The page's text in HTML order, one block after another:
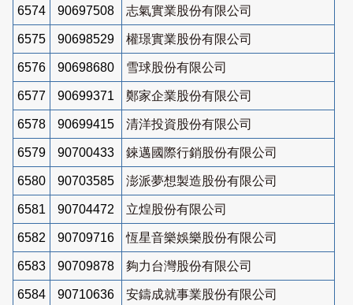
6574 90697508 志氣實業股份有限公司
6575 90698529 權璟實業股份有限公司
6576 90698680 雪球股份有限公司
6577 90699371 鄭家企業股份有限公司
6578 90699415 清洋投資股份有限公司
6579 90700433 錸邁國際行銷股份有限公司
6580 90703585 澎派夢想製造股份有限公司
6581 90704472 立煌股份有限公司
6582 90709716 恆星音樂娛樂股份有限公司
6583 90709878 夠力台灣股份有限公司
6584 90710636 安鑄成就事業股份有限公司